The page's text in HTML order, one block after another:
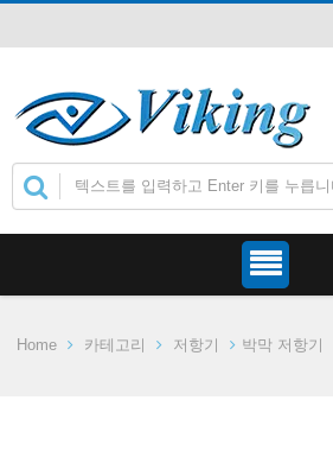
Home 카테고리 저항기 박막 저항기